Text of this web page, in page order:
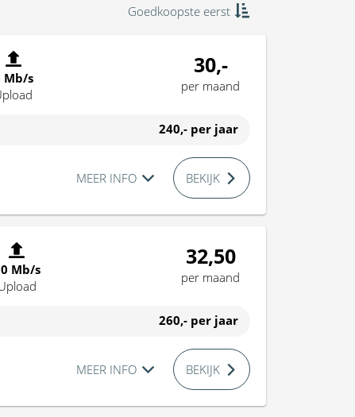
Goedkoopste eerst
Mb/s
30,-
per maand
240,- per jaar
MEER INFO BEKIJK
Mb/s
32,50
per maand
260,- per jaar
MEER INFO BEKIJK